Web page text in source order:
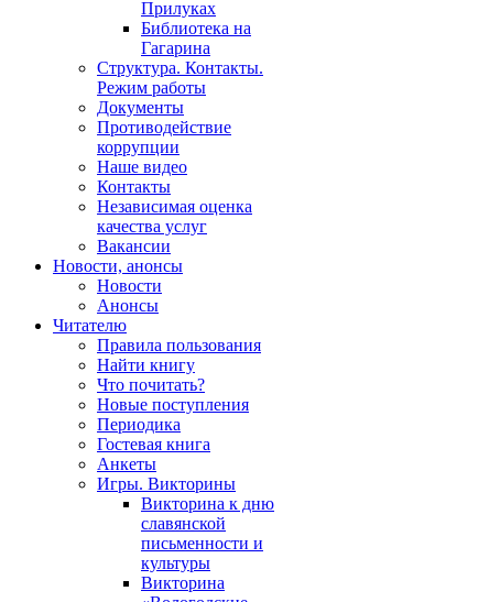
Прилуках
Библиотека на
Гагарина
Структура. Контакты.
Режим работы
Документы
Противодействие
коррупции
Наше видео
Контакты
Независимая оценка
качества услуг
Вакансии
Новости, анонсы
Новости
Анонсы
Читателю
Правила пользования
Найти книгу
Что почитать?
Новые поступления
Периодика
Гостевая книга
Анкеты
Игры. Викторины
Викторина к дню
славянской
письменности и
культуры
Викторина